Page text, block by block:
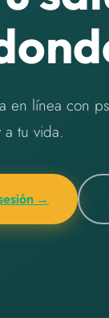
en línea con
tu vida.
→